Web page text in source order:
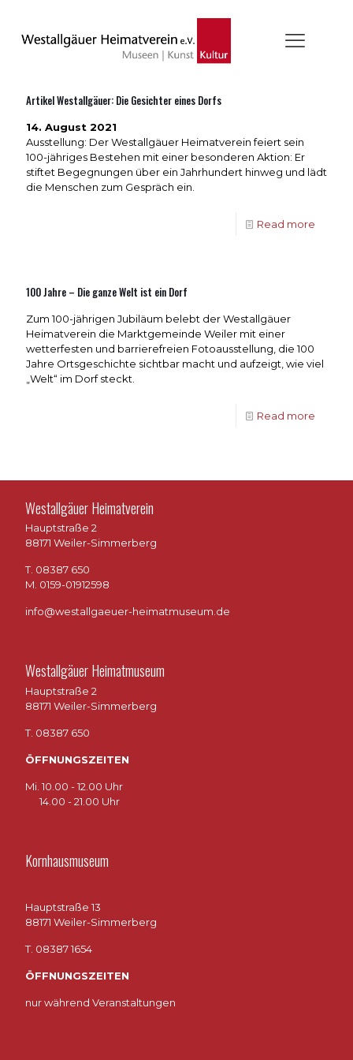
Artikel Westallgäuer: Die Gesichter eines Dorfs
14. August 2021
Ausstellung: Der Westallgäuer Heimatverein feiert sein
100-jähriges Bestehen mit einer besonderen Aktion: Er
stiftet Begegnungen über ein Jahrhundert hinweg und lädt
die Menschen zum Gespräch ein.
Read more
100 Jahre – Die ganze Welt ist ein Dorf
Zum 100-jährigen Jubiläum belebt der Westallgäuer
Heimatverein die Marktgemeinde Weiler mit einer
wetterfesten und barrierefreien Fotoausstellung, die 100
Jahre Ortsgeschichte sichtbar macht und aufzeigt, wie viel
„Welt“ im Dorf steckt.
Read more
Westallgäuer Heimatverein
Hauptstraße 2
88171 Weiler-Simmerberg
T. 08387 650
M. 0159-01912598
info@westallgaeuer-heimatmuseum.de
Westallgäuer Heimatmuseum
Hauptstraße 2
88171 Weiler-Simmerberg
T. 08387 650
ÖFFNUNGSZEITEN
Mi. 10.00 - 12.00 Uhr
14.00 - 21.00 Uhr
Kornhausmuseum
Hauptstraße 13
88171 Weiler-Simmerberg
T. 08387 1654
ÖFFNUNGSZEITEN
nur während Veranstaltungen